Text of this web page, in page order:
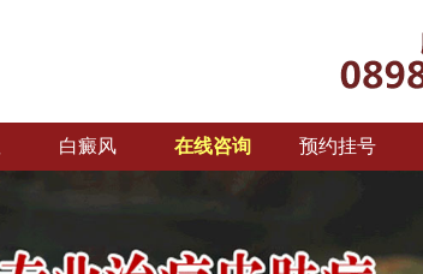
白癜风 在线咨询 预约挂号